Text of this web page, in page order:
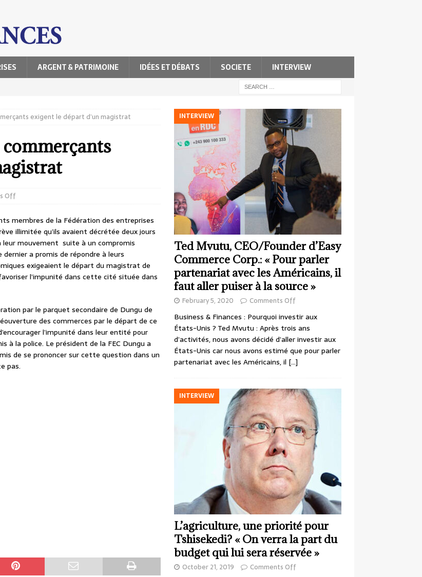
ARGENT & PATRIMOINE IDÉES ET DÉBATS SOCIETE INTERVIEW
exigent le départ d’un magistrat
Off
membres de la Fédération des entreprises
illimitée qu’ils avaient décrétée deux jours
mouvement suite à un compromis
a promis de répondre à leurs
exigeaient le départ du magistrat de
l’impunité dans cette cité située dans
par le parquet secondaire de Dungu de
des commerces par le départ de ce
l’impunité dans leur entité pour
à la police. Le président de la FEC Dungu a
de se prononcer sur cette question dans un
pas.
INTERVIEW
Ted Mvutu, CEO/Founder d’Easy
Commerce Corp.: « Pour parler
partenariat avec les Américains, il
faut aller puiser à la source »
February 5, 2020 Comments Off
Business & Finances : Pourquoi investir aux
États-Unis ? Ted Mvutu : Après trois ans
d’activités, nous avons décidé d’aller investir aux
États-Unis car nous avons estimé que pour parler
partenariat avec les Américains, il […]
INTERVIEW
L’agriculture, une priorité pour
Tshisekedi? « On verra la part du
budget qui lui sera réservée »
October 21, 2019 Comments Off